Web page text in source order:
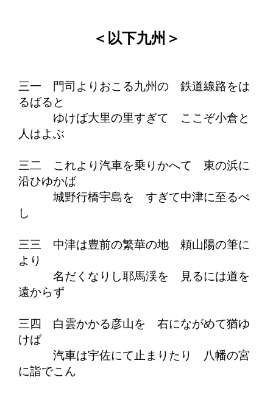
＜以下九州＞
三一 門司よりおこる九州の 鉄道線路をは
るばると
ゆけば大里の里すぎて ここぞ小倉と
人はよぶ
三二 これより汽車を乗りかへて 東の浜に
沿ひゆかば
城野行橋宇島を すぎて中津に至るべ
し
三三 中津は豊前の繁華の地 頼山陽の筆に
より
名だくなりし耶馬渓を 見るには道を
遠からず
三四 白雲かかる彦山を 右にながめて猶ゆ
けば
汽車は宇佐にて止まりたり 八幡の宮
に詣でこん